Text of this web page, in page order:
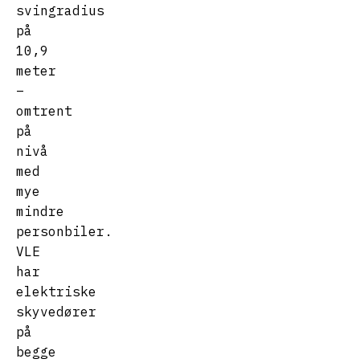
svingradius
på
10,9
meter
–
omtrent
på
nivå
med
mye
mindre
personbiler.
VLE
har
elektriske
skyvedører
på
begge